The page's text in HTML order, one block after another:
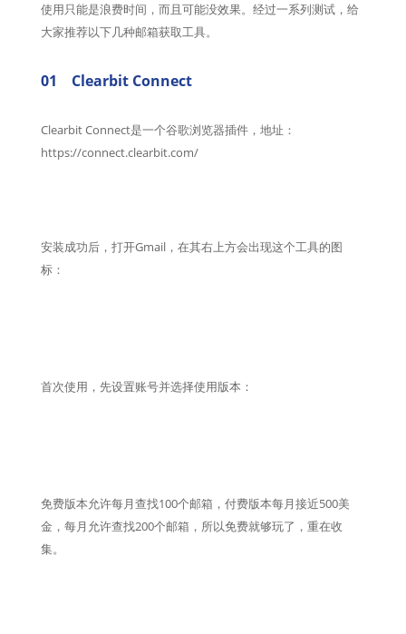
使用只能是浪费时间，而且可能没效果。经过一系列测试，给
大家推荐以下几种邮箱获取工具。
01 Clearbit Connect
Clearbit Connect是一个谷歌浏览器插件，地址：
https://connect.clearbit.com/
安装成功后，打开Gmail，在其右上方会出现这个工具的图
标：
首次使用，先设置账号并选择使用版本：
免费版本允许每月查找100个邮箱， 付费版本每月接近500美
金，每月允许查找200个邮箱，所以免费就够玩了，重在收
集。